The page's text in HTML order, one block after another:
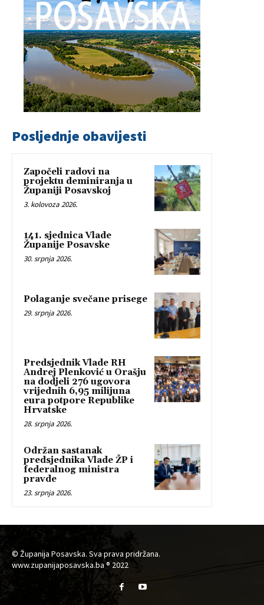
Posljednje obavijesti
Započeli radovi na
projektu deminiranja u
Županiji Posavskoj
3. kolovoza 2026.
141. sjednica Vlade
Županije Posavske
30. srpnja 2026.
Polaganje svečane prisege
29. srpnja 2026.
Predsjednik Vlade RH
Andrej Plenković u Orašju
na dodjeli 276 ugovora
vrijednih 6,95 milijuna
eura potpore Republike
Hrvatske
28. srpnja 2026.
Održan sastanak
predsjednika Vlade ŽP i
federalnog ministra
pravde
23. srpnja 2026.
© Županija Posavska. Sva prava pridržana.
www.zupanijaposavska.ba ® 2022